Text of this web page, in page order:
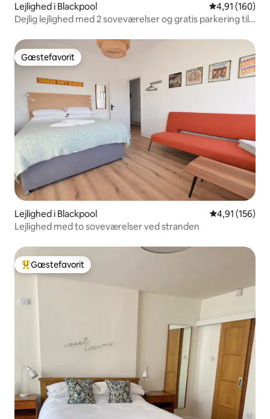
Lejlighed i Blackpool 4,91 ud af 5 i
4,91 (160)
Dejlig lejlighed med 2 soveværelser og gratis parkering til 1
Gæstefavorit
Gæstefavorit
Lejlighed i Blackpool 4,91 ud af 5 i
4,91 (156)
Lejlighed med to soveværelser ved stranden
Bedste gæstefavorit
Gæstefavorit